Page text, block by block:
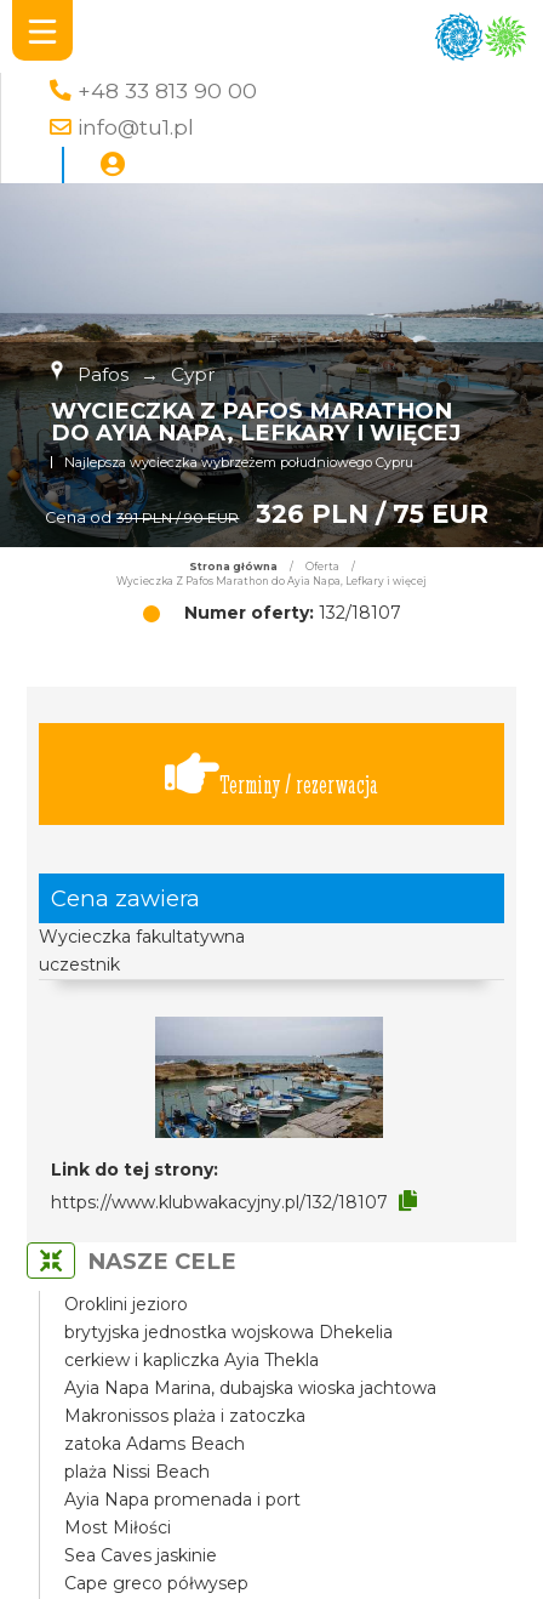
+48 33 813 90 00
info@tu1.pl
Pafos → Cypr
WYCIECZKA Z PAFOS MARATHON
DO AYIA NAPA, LEFKARY I WIĘCEJ
Najlepsza wycieczka wybrzeżem południowego Cypru
Cena od 391 PLN / 90 EUR 326 PLN / 75 EUR
Strona główna / Oferta
/
Wycieczka Z Pafos Marathon do Ayia Napa, Lefkary i więcej
Numer oferty:132/18107
Terminy / rezerwacja
Cena zawiera
Wycieczka fakultatywna
uczestnik
Link do tej strony:
https://www.klubwakacyjny.pl/132/18107
NASZE CELE
Oroklini jezioro
brytyjska jednostka wojskowa Dhekelia
cerkiew i kapliczka Ayia Thekla
Ayia Napa Marina, dubajska wioska jachtowa
Makronissos plaża i zatoczka
zatoka Adams Beach
plaża Nissi Beach
Ayia Napa promenada i port
Most Miłości
Sea Caves jaskinie
Cape greco półwysep